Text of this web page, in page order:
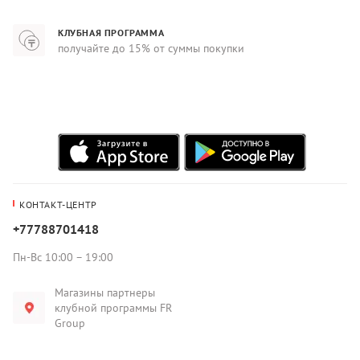
КЛУБНАЯ ПРОГРАММА
получайте до 15% от суммы покупки
КОНТАКТ-ЦЕНТР
+77788701418
Пн-Вс 10:00 – 19:00
Магазины партнеры
клубной программы FR
Group